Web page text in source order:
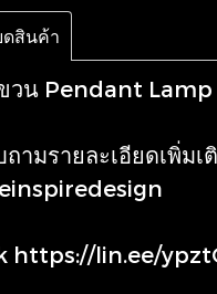
ดสินค้า
วน Pendant Lamp
ามรายละเอียดเพิ่ม
https://lin.ee/